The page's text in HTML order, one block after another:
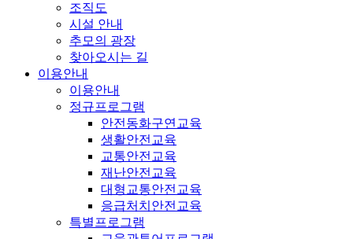
조직도
시설 안내
추모의 광장
찾아오시는 길
이용안내
이용안내
정규프로그램
안전동화구연교육
생활안전교육
교통안전교육
재난안전교육
대형교통안전교육
응급처치안전교육
특별프로그램